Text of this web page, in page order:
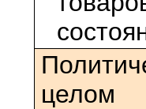
целом